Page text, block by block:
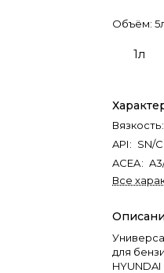
Объём:
1л
Вязкость:
API: SN/
ACEA:
Все
для